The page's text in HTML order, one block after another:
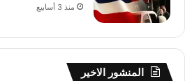
منذ 3 أسابيع
المنشور الاخير